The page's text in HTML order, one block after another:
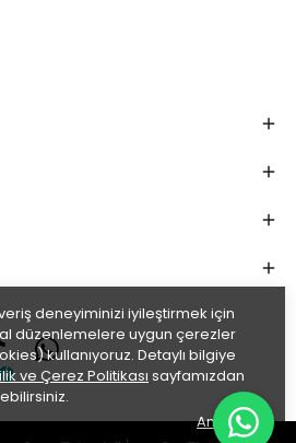
deneyiminizi iyileştirmek için
düzenlemelere uygun çerezler
kullanıyoruz. Detaylı bilgiye
ve Çerez Politikası sayfamızdan
Anladım